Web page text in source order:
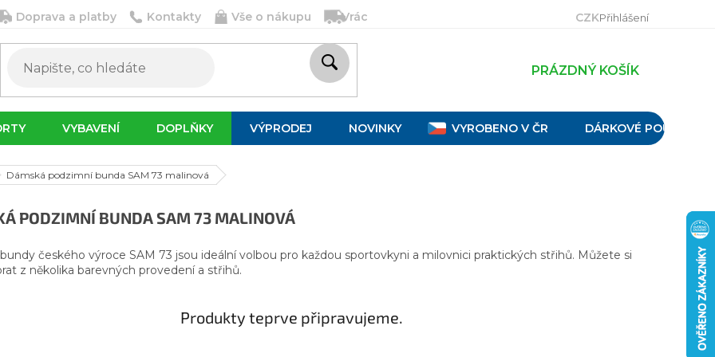
Doprava a platby Kontakty Vše o nákupu Vrácení, výměna a reklamace Velikostní tabulky
CZKPřihlášení
PRÁZDNÝ KOŠÍK
VYBAVENÍ DOPLŇKY VÝPRODEJ NOVINKY VYROBENO V ČR DÁRKOVÉ POUKAZY
Dámská podzimní bunda SAM 73 malinová
PODZIMNÍ BUNDA SAM 73 MALINOVÁ
českého výroce SAM 73 jsou ideální volbou pro každou sportovkyni a milovnici praktických střihů. Můžete si
z několika barevných provedení a střihů.
Produkty teprve připravujeme.